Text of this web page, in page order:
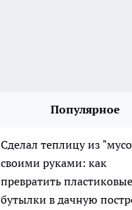
Популярное
Сделал теплицу из
своими руками: как
превратить пластиковые
бутылки в дачную